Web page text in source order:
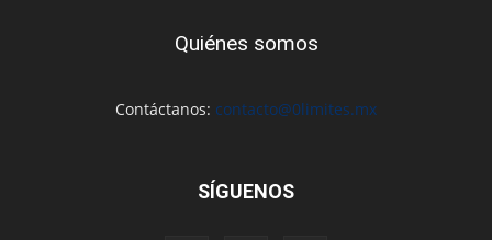
Quiénes somos
Contáctanos: contacto@0limites.mx
SÍGUENOS